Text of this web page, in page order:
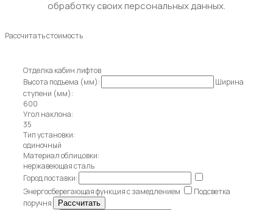
обработку своих персональных данных.
Рассчитать стоимость
Отделка кабин лифтов
Высота подъема (мм):
Ширина
ступени (мм):
600
Угол наклона:
35
Тип установки:
одиночный
Материал облицовки:
нержавеющая сталь
Город поставки:
Энергосберегающая функция с замедлением
Подсветка
поручня